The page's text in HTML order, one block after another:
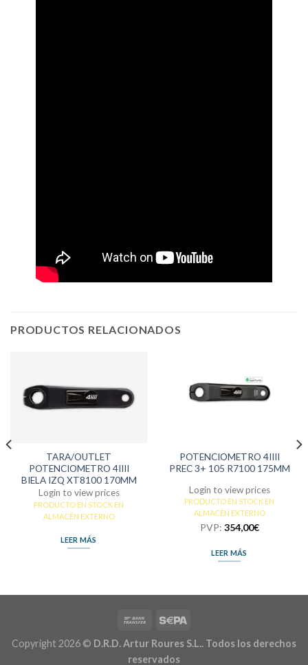
PRODUCTOS RELACIONADOS
TARA/OUTLET
POTENCIOMETRO 4IIII
BIELA IZQ XT8100 170MM
Login to view prices
PRODUCTO EN STOCK EN
ALMACÉN EXTERNO
LEER MÁS
POTENCIOMETRO 4IIII
PREC 3+ 105 R7100 175MM
Login to view prices
PRODUCTO EN STOCK EN
ALMACÉN EXTERNO
PVP: 354,00€
LEER MÁS
Copyright 2026 © D.R.D. Artur Roures S.L.. Todos los derechos
reservados